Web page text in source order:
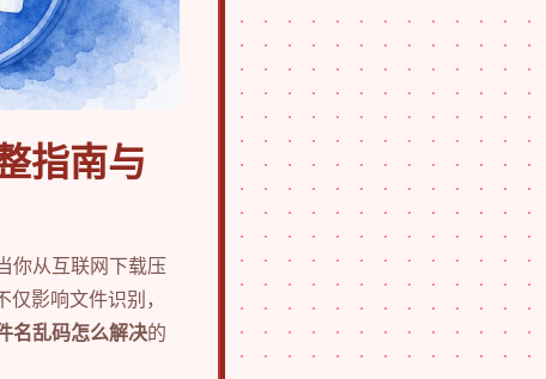
指南与
你从互联网下载压
影响文件识别，
名乱码怎么解决的